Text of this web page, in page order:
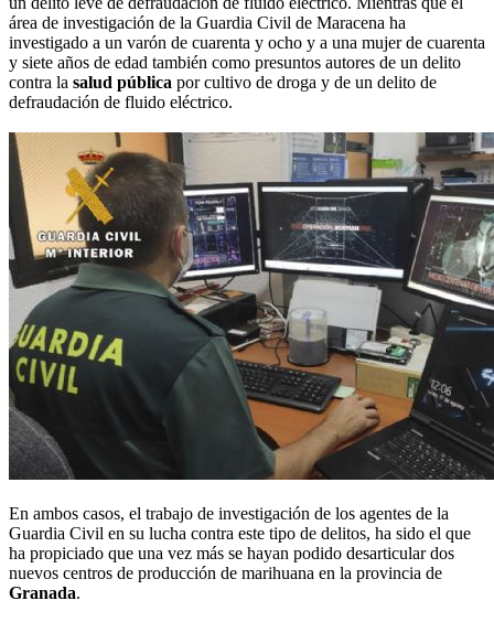
área de investigación de la Guardia Civil de Maracena ha
investigado a un varón de cuarenta y ocho y a una mujer de cuarenta
y siete años de edad también como presuntos autores de un delito
contra la salud pública por cultivo de droga y de un delito de
defraudación de fluido eléctrico.
En ambos casos, el trabajo de investigación de los agentes de la
Guardia Civil en su lucha contra este tipo de delitos, ha sido el que
ha propiciado que una vez más se hayan podido desarticular dos
nuevos centros de producción de marihuana en la provincia de
Granada.